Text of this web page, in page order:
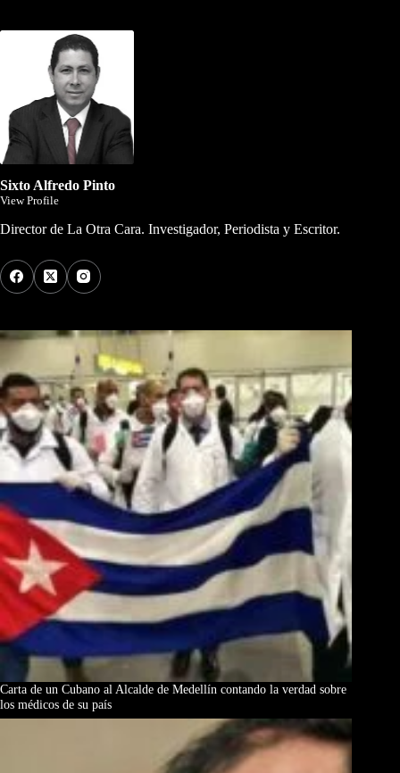
Sixto Alfredo Pinto
View Profile
Director de La Otra Cara. Investigador, Periodista y Escritor.
Carta de un Cubano al Alcalde de Medellín contando la verdad sobre
los médicos de su país